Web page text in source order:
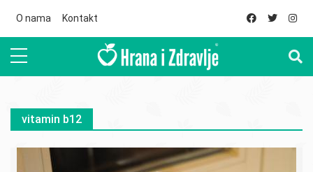
O nama Kontakt
vitamin b12